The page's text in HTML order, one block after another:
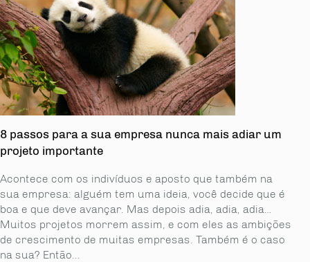
8 passos para a sua empresa nunca mais adiar um
projeto importante
Acontece com os indivíduos e aposto que também na
sua empresa: alguém tem uma ideia, você decide que é
boa e que deve avançar. Mas depois adia, adia, adia…
Muitos projetos morrem assim, e com eles as ambições
de crescimento de muitas empresas. Também é o caso
na sua? Então...